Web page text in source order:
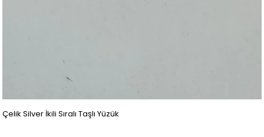
Çelik Silver İkili Sıralı Taşlı Yüzük